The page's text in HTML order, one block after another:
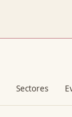
Sectores